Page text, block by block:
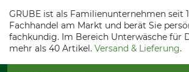
GRUBE ist als Familienunternehmen seit
Fachhandel am Markt und berät Sie
fachkundig. Im Bereich Unterwäsche für
mehr als 40 Artikel. Versand & Lieferung.